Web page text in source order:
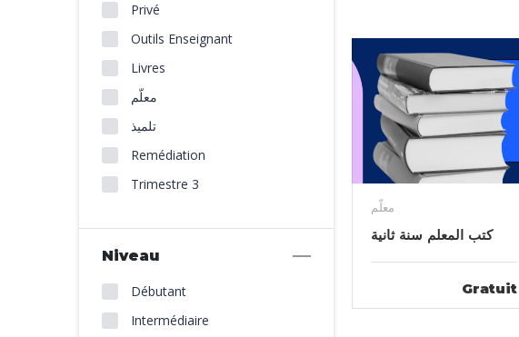
Privé
Outils Enseignant
Livres
معلّم
تلميذ
Remédiation
Trimestre 3
Niveau
Débutant
Intermédiaire
معلّم
كتب المعلم سنة ثانية
Gratuit